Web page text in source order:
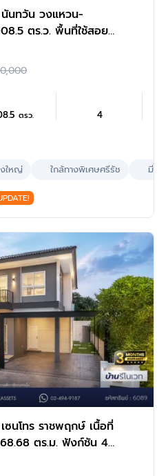
นันทวัน วงแหวน-
ตร.ว. พื้นที่ใช้สอย
องนอน 5 ห้องน้ำ จอด
มต่อถนนรัตนาธิเบศร์
ภิเษก ใกล้รถไฟฟ้า
ใหญ่" และจุดขึ้น
ตรว. 4
ใหญ่
ใกล้ทางพิเศษศรีรัช มีห้อ
เซนโทร ราชพฤกษ์ เนื้อที่
ตร.ม. ฟังก์ชัน 4
ถ ให้ความเป็นส่วน